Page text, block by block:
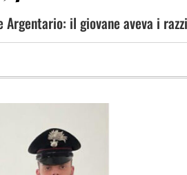
il giovane aveva i